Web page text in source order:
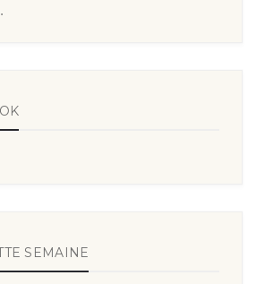
.
SEMAINE